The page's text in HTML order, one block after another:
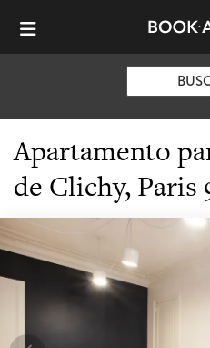
Apartamento
de Clichy, Paris